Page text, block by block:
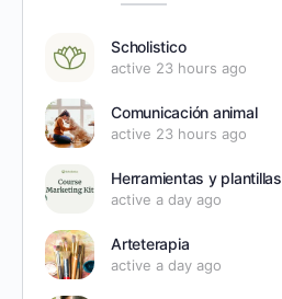
Scholistico
active 23 hours ago
Comunicación animal
active 23 hours ago
Herramientas y plantillas
active a day ago
Arteterapia
active a day ago